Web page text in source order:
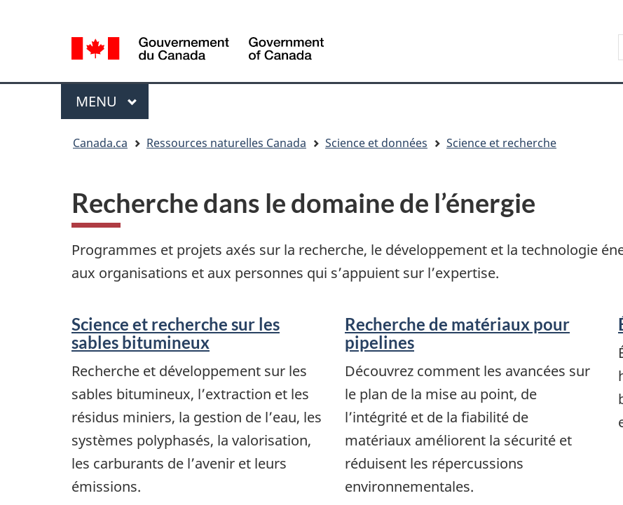
HTML
de
la
langue
selection
Menu
MENU PRINCIPAL
Canada.ca Ressources naturelles Canada Science et données Science et recherche
Recherche dans le domaine de l’énergie
Programmes et projets axés sur la recherche, le développement et la technologie
aux organisations et aux personnes qui s’appuient sur l’expertise.
Science et recherche sur les
sables bitumineux
Recherche et développement sur les
sables bitumineux, l’extraction et les
résidus miniers, la gestion de l’eau, les
systèmes polyphasés, la valorisation,
les carburants de l’avenir et leurs
émissions.
Recherche de matériaux pour
pipelines
Découvrez comment les avancées sur
le plan de la mise au point, de
l’intégrité et de la fiabilité de
matériaux améliorent la sécurité et
réduisent les répercussions
environnementales.